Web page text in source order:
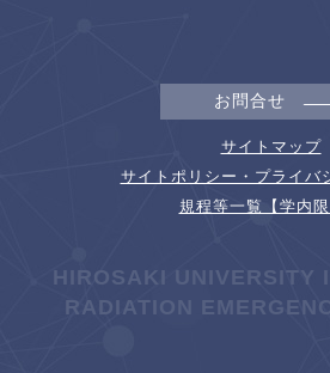
お問合せ
サイトマップ
サイトポリシー・プライバ
規程等一覧【学内限
HIROSAKI UNIVERSITY
RADIATION